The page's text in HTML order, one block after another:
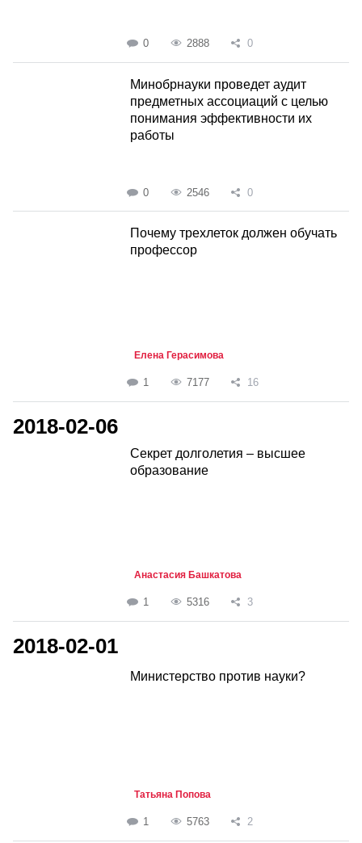
0 2888 0
Минобрнауки проведет аудит
предметных ассоциаций с целью
понимания эффективности их
работы
0 2546 0
Почему трехлеток должен обучать
профессор
Елена Герасимова
1 7177 16
2018-02-06
Секрет долголетия – высшее
образование
Анастасия Башкатова
1 5316 3
2018-02-01
Министерство против науки?
Татьяна Попова
1 5763 2